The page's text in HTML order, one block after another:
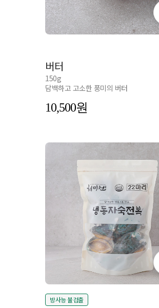
버터
150g
담백하고 고소한 풍미의 버터
10,500
방사능 불검출